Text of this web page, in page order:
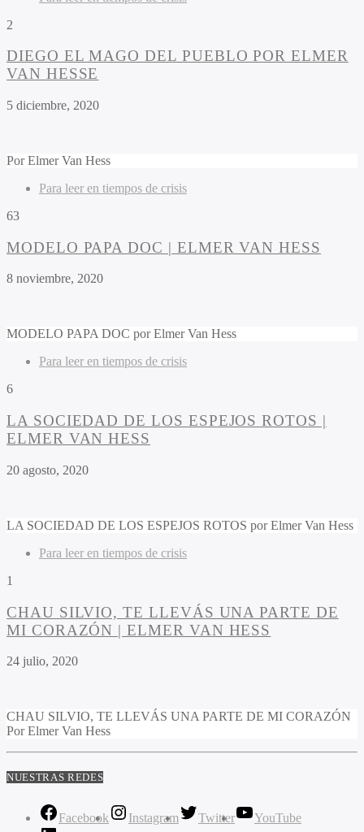
2
DIEGO EL MAGO DEL PUEBLO POR ELMER
VAN HESSE
5 diciembre, 2020
PorElmer Van Hess
Para leer en tiempos de crisis
63
MODELO PAPA DOC | ELMER VAN HESS
8 noviembre, 2020
MODELO PAPA DOC por Elmer Van Hess
Para leer en tiempos de crisis
6
LA SOCIEDAD DE LOS ESPEJOS ROTOS |
ELMER VAN HESS
20 agosto, 2020
LA SOCIEDAD DE LOS ESPEJOS ROTOS por Elmer Van Hess
Para leer en tiempos de crisis
1
CHAU SILVIO, TE LLEVÁS UNA PARTE DE
MI CORAZÓN | ELMER VAN HESS
24 julio, 2020
CHAU SILVIO, TE LLEVÁS UNA PARTE DE MI CORAZÓN
Por Elmer Van Hess
NUESTRAS REDES
Facebook Instagram Twitter
YouTube